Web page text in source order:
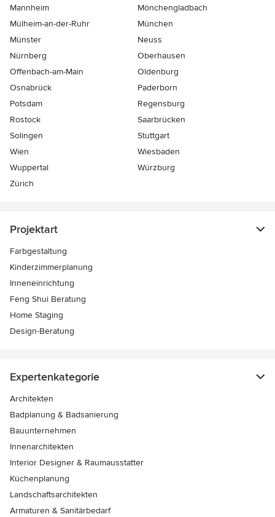
Mannheim
Mönchen­gladbach
Mülheim-an-der-Ruhr
München
Münster
Neuss
Nürnberg
Oberhausen
Offenbach-am-Main
Oldenburg
Osnabrück
Paderborn
Potsdam
Regensburg
Rostock
Saarbrücken
Solingen
Stuttgart
Wien
Wiesbaden
Wuppertal
Würzburg
Zürich
Projektart
Farbgestaltung
Kinderzimmerplanung
Inneneinrichtung
Feng Shui Beratung
Home Staging
Design-Beratung
Expertenkategorie
Architekten
Badplanung & Badsanierung
Bauunternehmen
Innenarchitekten
Interior Designer & Raumausstatter
Küchenplanung
Landschaftsarchitekten
Armaturen & Sanitärbedarf